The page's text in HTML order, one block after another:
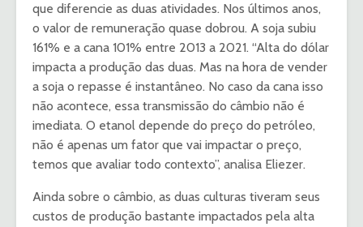
que diferencie as duas atividades. Nos últimos anos,
o valor de remuneração quase dobrou. A soja subiu
161% e a cana 101% entre 2013 a 2021. “Alta do dólar
impacta a produção das duas. Mas na hora de vender
a soja o repasse é instantâneo. No caso da cana isso
não acontece, essa transmissão do câmbio não é
imediata. O etanol depende do preço do petróleo,
não é apenas um fator que vai impactar o preço,
temos que avaliar todo contexto”, analisa Eliezer.
Ainda sobre o câmbio, as duas culturas tiveram seus
custos de produção bastante impactados pela alta